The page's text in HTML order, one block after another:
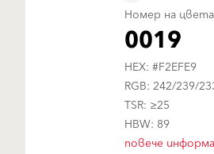
Номер на цвета
0019
HEX: #F2EFE9
RGB: 242/239/
TSR: ≥25
HBW: 89
повече